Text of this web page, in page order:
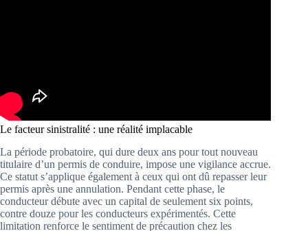
Le facteur sinistralité : une réalité implacable
La période probatoire, qui dure deux ans pour tout nouveau
titulaire d’un permis de conduire, impose une vigilance accrue.
Ce statut s’applique également à ceux qui ont dû repasser leur
permis après une annulation. Pendant cette phase, le
conducteur débute avec un capital de seulement six points,
contre douze pour les conducteurs expérimentés. Cette
limitation renforce le sentiment de précaution chez les